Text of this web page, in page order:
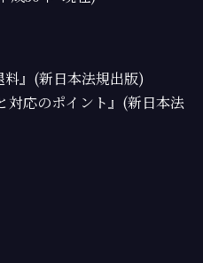
料』(新日本法規出版)
対応のポイント』(新日本法